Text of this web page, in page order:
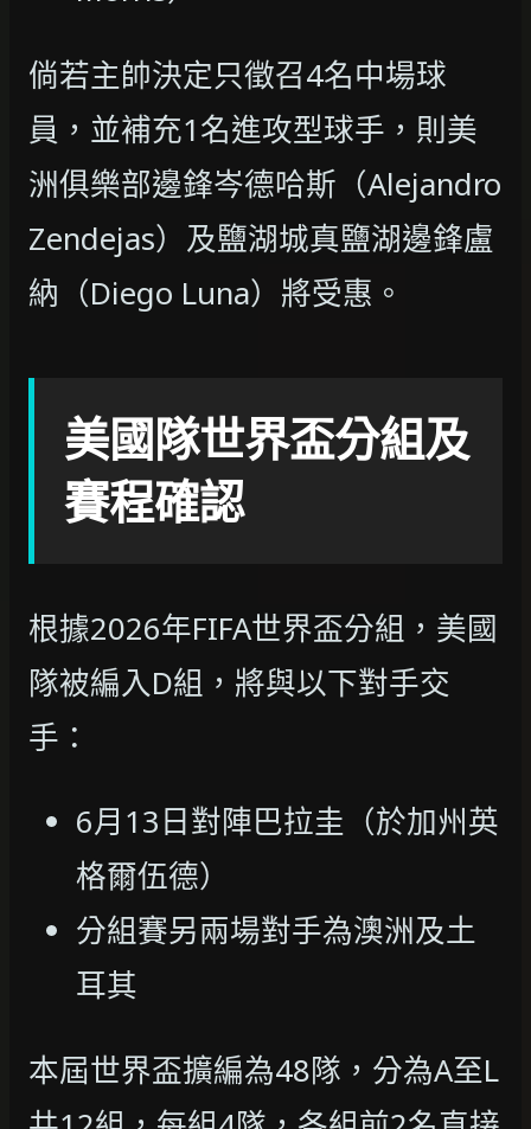
倘若主帥決定只徵召4名中場球
員，並補充1名進攻型球手，則美
洲俱樂部邊鋒岑德哈斯（Alejandro
Zendejas）及鹽湖城真鹽湖邊鋒盧
納（Diego Luna）將受惠。
美國隊世界盃分組及
賽程確認
根據2026年FIFA世界盃分組，美國
隊被編入D組，將與以下對手交
手：
6月13日對陣巴拉圭（於加州英
格爾伍德）
分組賽另兩場對手為澳洲及土
耳其
本屆世界盃擴編為48隊，分為A至L